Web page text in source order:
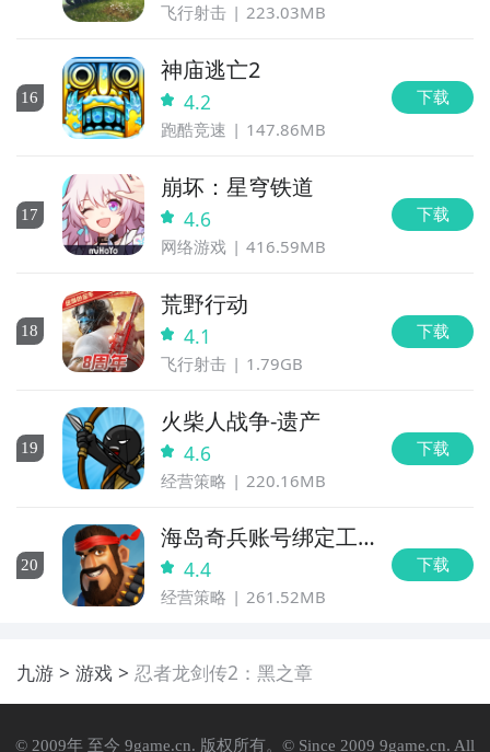
飞行射击 223.03MB
16
神庙逃亡2
4.2
跑酷竞速 147.86MB
下载
17
崩坏：星穹铁道
4.6
网络游戏 416.59MB
下载
18
荒野行动
4.1
飞行射击 1.79GB
下载
19
火柴人战争-遗产
4.6
经营策略 220.16MB
下载
20
海岛奇兵账号绑定工
具 4.4
经营策略 261.52MB
下载
九游 游戏 忍者龙剑传2：黑之章
© 2009年 至今 9game.cn. 版权所有。© Since 2009 9game.cn. All